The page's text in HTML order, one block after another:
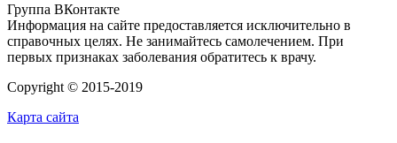
Группа ВКонтакте
Информация на сайте предоставляется исключительно в
справочных целях. Не занимайтесь самолечением. При
первых признаках заболевания обратитесь к врачу.
Copyright © 2015-2019
Карта сайта